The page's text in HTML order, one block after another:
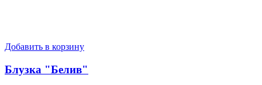
Добавить в корзину
Блузка "Белив"